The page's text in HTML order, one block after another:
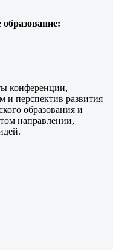
конференции,
и перспектив развития
образования и
направлении,